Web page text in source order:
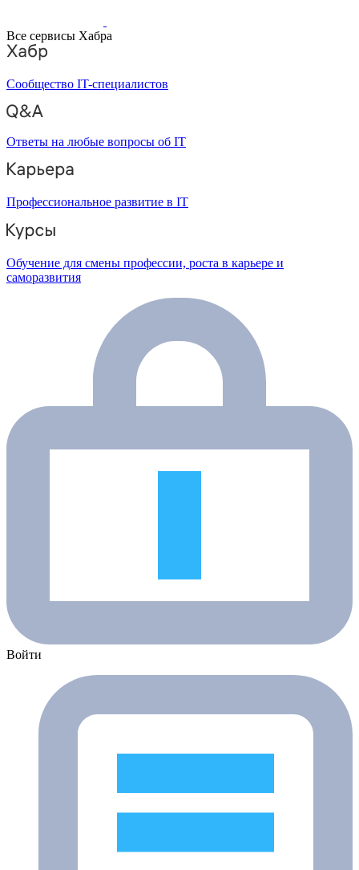
Все сервисы Хабра
Сообщество IT-специалистов
Ответы на любые вопросы об IT
Профессиональное развитие в IT
Обучение для смены профессии, роста в карьере и
саморазвития
Войти